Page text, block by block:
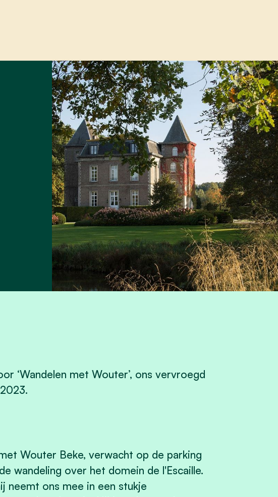
‘Wandelen met Wouter’, ons vervroegd
.
Wouter Beke, verwacht op de parking
wandeling over het domein de l'Escaille.
neemt ons mee in een stukje